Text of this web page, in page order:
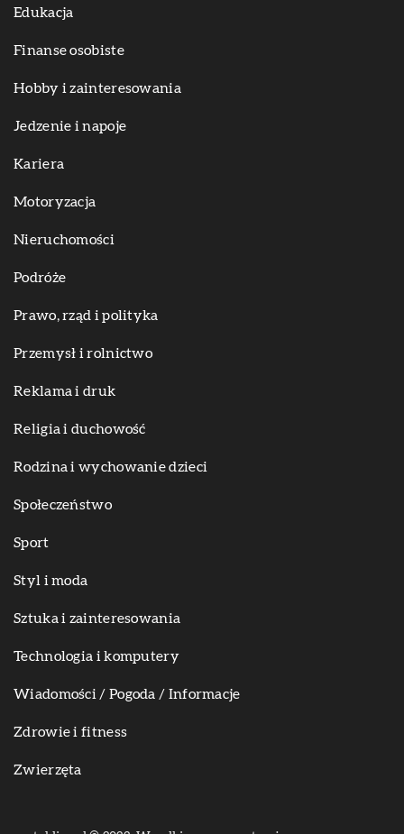
Edukacja
Finanse osobiste
Hobby i zainteresowania
Jedzenie i napoje
Kariera
Motoryzacja
Nieruchomości
Podróże
Prawo, rząd i polityka
Przemysł i rolnictwo
Reklama i druk
Religia i duchowość
Rodzina i wychowanie dzieci
Społeczeństwo
Sport
Styl i moda
Sztuka i zainteresowania
Technologia i komputery
Wiadomości / Pogoda / Informacje
Zdrowie i fitness
Zwierzęta